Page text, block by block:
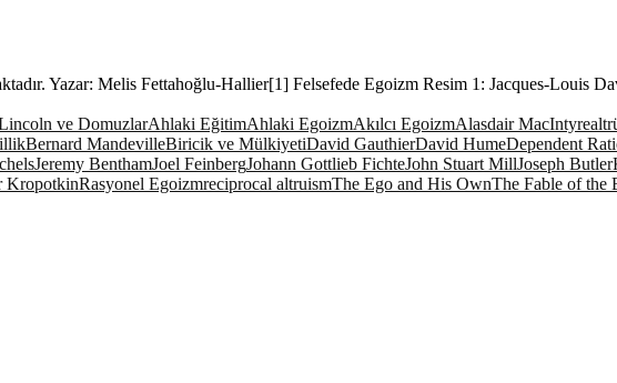
Yazar: Melis Fettahoğlu-Hallier[1] Felsefede Egoizm Resim 1: Jacques-Louis
ve DomuzlarAhlaki EğitimAhlaki EgoizmAkılcı EgoizmAlasdair MacIntyre
Bernard MandevilleBiricik ve MülkiyetiDavid GauthierDavid HumeDependent
Jeremy BenthamJoel FeinbergJohann Gottlieb FichteJohn Stuart MillJoseph Butler
KropotkinRasyonel Egoizmreciprocal altruismThe Ego and His OwnThe Fable of the